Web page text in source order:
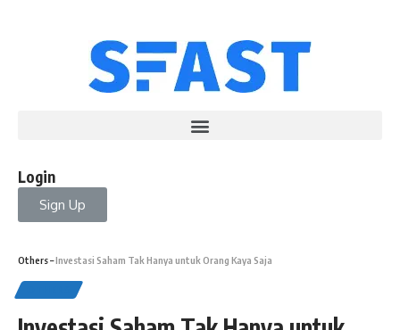
Login
Sign Up
Others–Investasi Saham Tak Hanya untuk Orang Kaya Saja